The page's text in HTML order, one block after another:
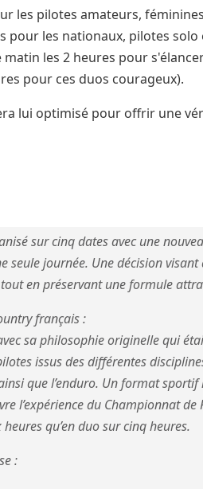
les pilotes amateurs,
pour les nationaux, pilotes solo
les 2 heures pour
pour ces duos courageux).
lui optimisé pour offrir une
sur cinq dates avec une
seule journée. Une décision
en préservant une formule
français :
sa philosophie originelle qui
issus des différentes
que l’enduro. Un format
l’expérience du Championnat de
qu’en duo sur cinq heures.
: